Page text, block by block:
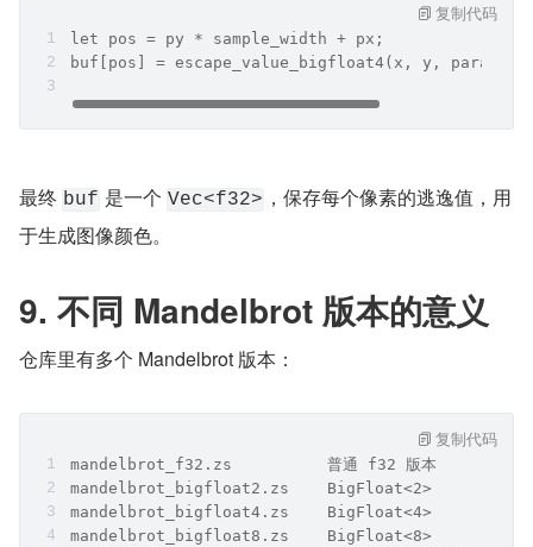
let pos = py * sample_width + px;
buf[pos] = escape_value_bigfloat4(x, y,
复制代码
最终 buf 是一个 Vec<f32> ，保存每个像素的逃逸值，用
于生成图像颜色。
9. 不同 Mandelbrot 版本的意义
仓库里有多个 Mandelbrot 版本：
mandelbrot_f32.zs          普通 f32 版本
mandelbrot_bigfloat2.zs    BigFloat<2>
mandelbrot_bigfloat4.zs    BigFloat<4>
mandelbrot_bigfloat8.zs    BigFloat<8>
复制代码